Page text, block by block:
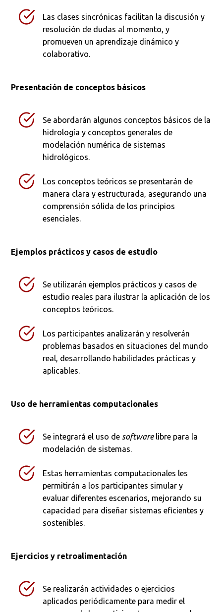
Las clases sincrónicas facilitan la discusión y
resolución de dudas al momento, y
promueven un aprendizaje dinámico y
colaborativo.
Presentación de conceptos básicos
Se abordarán algunos conceptos básicos de la
hidrología y conceptos generales de
modelación numérica de sistemas
hidrológicos.
Los conceptos teóricos se presentarán de
manera clara y estructurada, asegurando una
comprensión sólida de los principios
esenciales.
Ejemplos prácticos y casos de estudio
Se utilizarán ejemplos prácticos y casos de
estudio reales para ilustrar la aplicación de los
conceptos teóricos.
Los participantes analizarán y resolverán
problemas basados en situaciones del mundo
real, desarrollando habilidades prácticas y
aplicables.
Uso de herramientas computacionales
Se integrará el uso de softwarelibre para la
modelación de sistemas.
Estas herramientas computacionales les
permitirán a los participantes simular y
evaluar diferentes escenarios, mejorando su
capacidad para diseñar sistemas eficientes y
sostenibles.
Ejercicios y retroalimentación
Se realizarán actividades o ejercicios
aplicados periódicamente para medir el
Busca en la escuela
Buscar en: *